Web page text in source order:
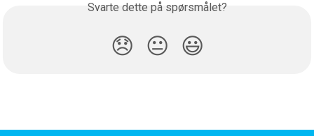
Svarte dette på spørsmålet?
😞 😐 😃